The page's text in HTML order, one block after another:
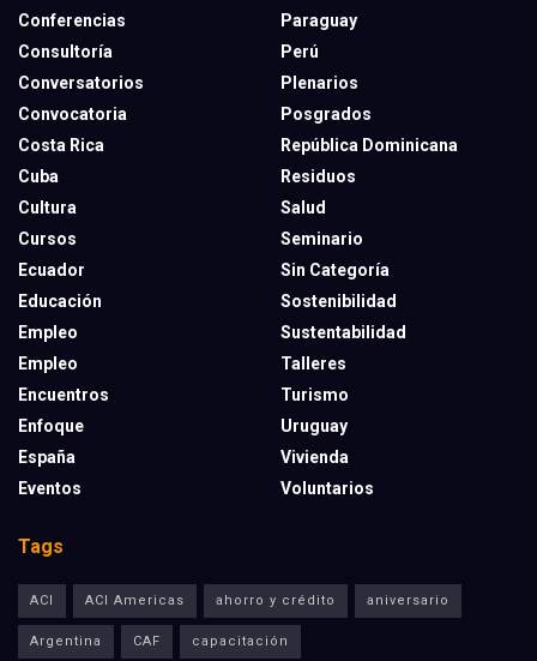
Conferencias
Consultoría
Conversatorios
Convocatoria
Costa Rica
Cuba
Cultura
Cursos
Ecuador
Educación
Empleo
Empleo
Encuentros
Enfoque
España
Eventos
Paraguay
Perú
Plenarios
Posgrados
República Dominicana
Residuos
Salud
Seminario
Sin Categoría
Sostenibilidad
Sustentabilidad
Talleres
Turismo
Uruguay
Vivienda
Voluntarios
Tags
ACI ACI Americas ahorro y crédito aniversario
Argentina CAF capacitación